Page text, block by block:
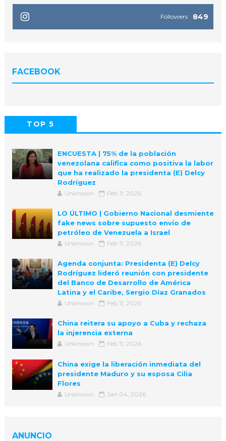
849
Followers
FACEBOOK
TOP 5
ENCUESTA | 75% de la población
venezolana califica como positiva la labor
que ha realizado la presidenta (E) Delcy
Rodríguez
Unknown Feb 11, 2026
LO ÚLTIMO | Gobierno Nacional desmiente
fake news sobre supuesto envío de
petróleo de Venezuela a Israel
Unknown Feb 11, 2026
Agenda conjunta: Presidenta (E) Delcy
Rodríguez lideró reunión con presidente
del Banco de Desarrollo de América
Latina y el Caribe, Sergio Díaz Granados
Unknown Feb 11, 2026
China reitera su apoyo a Cuba y rechaza
la injerencia externa
Unknown Feb 11, 2026
China exige la liberación inmediata del
presidente Maduro y su esposa Cilia
Flores
Unknown Jan 04, 2026
ANUNCIO